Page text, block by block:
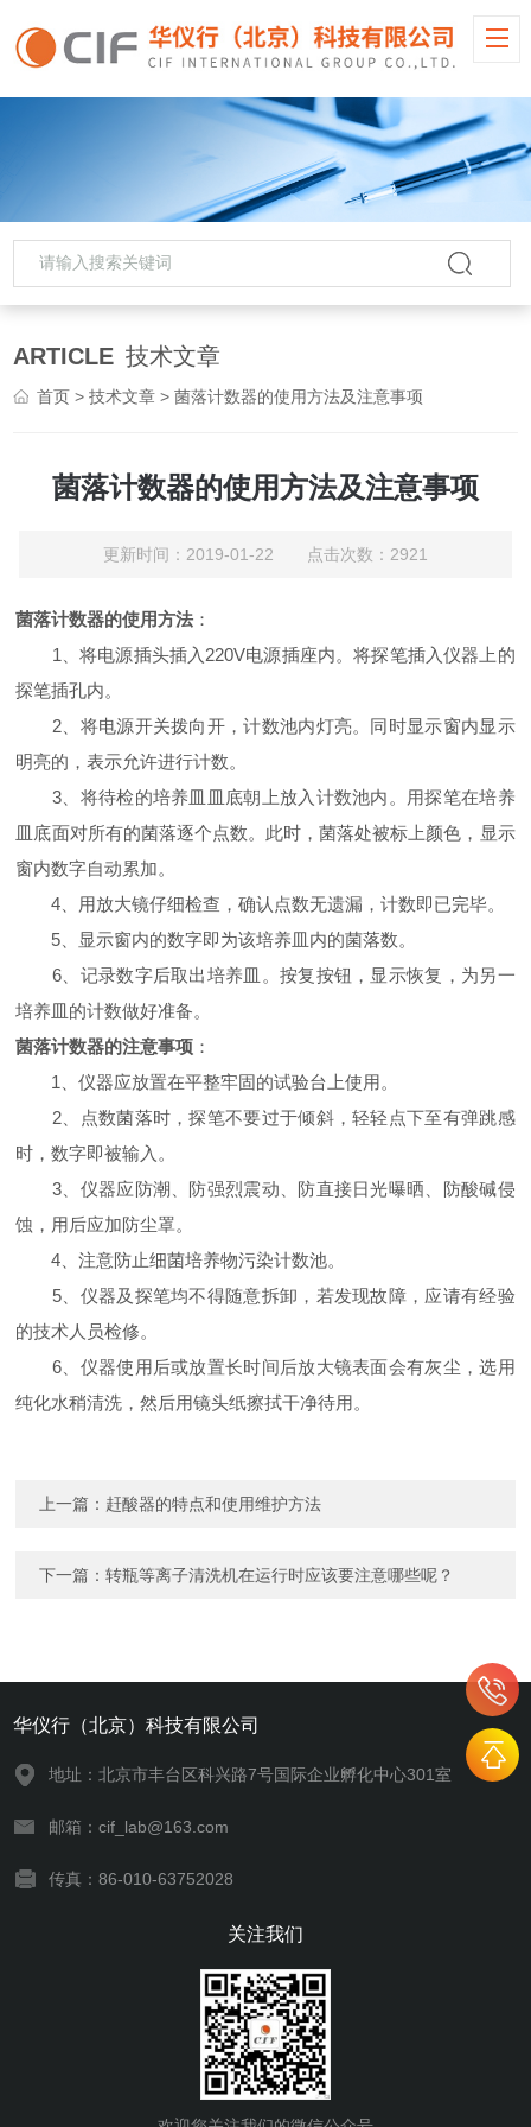
ARTICLE 技术文章
首页 >技术文章 > 菌落计数器的使用方法及注意事项
菌落计数器的使用方法及注意事项
更新时间：2019-01-22 点击次数：2921
菌落计数器的使用方法 ：
1、将电源插头插入220V电源插座内。将探笔插入仪器上的
探笔插孔内。
2、将电源开关拨向开，计数池内灯亮。同时显示窗内显示
明亮的，表示允许进行计数。
3、将待检的培养皿皿底朝上放入计数池内。用探笔在培养
皿底面对所有的菌落逐个点数。此时，菌落处被标上颜色，显示
窗内数字自动累加。
4、用放大镜仔细检查，确认点数无遗漏，计数即已完毕。
5、显示窗内的数字即为该培养皿内的菌落数。
6、记录数字后取出培养皿。按复按钮，显示恢复，为另一
培养皿的计数做好准备。
菌落计数器的注意事项 ：
1、仪器应放置在平整牢固的试验台上使用。
2、点数菌落时，探笔不要过于倾斜，轻轻点下至有弹跳感
时，数字即被输入。
3、仪器应防潮、防强烈震动、防直接日光曝晒、防酸碱侵
蚀，用后应加防尘罩。
4、注意防止细菌培养物污染计数池。
5、仪器及探笔均不得随意拆卸，若发现故障，应请有经验
的技术人员检修。
6、仪器使用后或放置长时间后放大镜表面会有灰尘，选用
纯化水稍清洗，然后用镜头纸擦拭干净待用。
上一篇： 赶酸器的特点和使用维护方法
下一篇：转瓶等离子清洗机在运行时应该要注意哪些呢？
华仪行（北京）科技有限公司
地址：北京市丰台区科兴路7号国际企业孵化中心301室
邮箱：cif_lab@163.com
传真：86-010-63752028
关注我们